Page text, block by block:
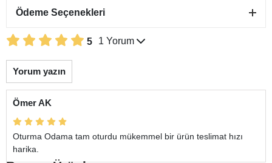
5.200,00 ₺
- +
Ödeme Seçenekleri
5 1 Yorum
Yorum yazın
Ömer AK
Oturma Odama tam oturdu mükemmel bir ürün teslimat hızı
harika.